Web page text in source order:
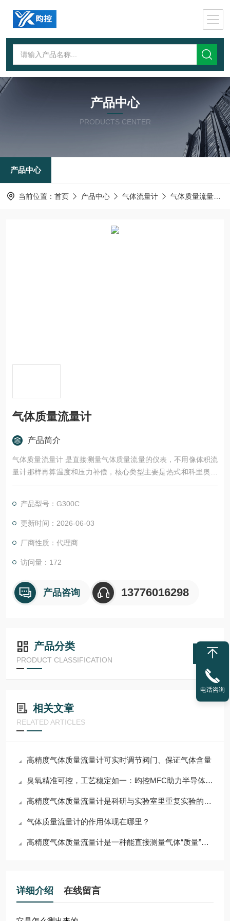
产品中心
PRODUCTS CENTER
产品中心
当前位置： 首页 产品中心 气体流量计 气体质量流量计
气体质量流量计
产品简介
气体质量流量计 是直接测量气体质量流量的仪表，不用像体积流
量计那样再算温度和压力补偿，核心类型主要是‌热式‌和‌科里奥利
式。
产品型号：G300C
更新时间：2026-06-03
厂商性质：代理商
访问量：172
产品咨询 13776016298
产品分类
PRODUCT CLASSIFICATION
相关文章
RELATED ARTICLES
高精度气体质量流量计可实时调节阀门、保证气体含量
臭氧精准可控，工艺稳定如一：昀控MFC助力半导体先进制程
高精度气体质量流量计是科研与实验室里重复实验的“基准尺”
气体质量流量计的作用体现在哪里？
高精度气体质量流量计是一种能直接测量气体“质量”的装置
详细介绍 在线留言
电话咨询